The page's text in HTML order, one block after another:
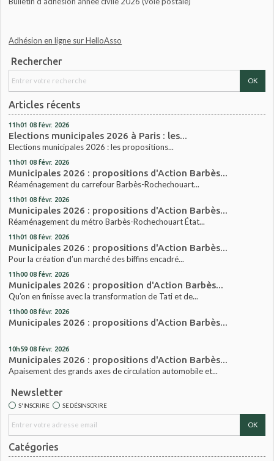
Adhésion en ligne sur HelloAsso
Rechercher
Articles récents
11h01 08 févr. 2026
Elections municipales 2026 à Paris : les...
Elections municipales 2026 : les propositions...
11h01 08 févr. 2026
Municipales 2026 : propositions d'Action Barbès...
Réaménagement du carrefour Barbès-Rochechouart...
11h01 08 févr. 2026
Municipales 2026 : propositions d'Action Barbès...
Réaménagement du métro Barbès-Rochechouart État...
11h01 08 févr. 2026
Municipales 2026 : propositions d'Action Barbès...
Pour la création d’un marché des biffins encadré...
11h00 08 févr. 2026
Municipales 2026 : proposition d'Action Barbès...
Qu’on en finisse avec la transformation de Tati et de...
11h00 08 févr. 2026
Municipales 2026 : propositions d'Action Barbès...
10h59 08 févr. 2026
Municipales 2026 : propositions d'Action Barbès...
Apaisement des grands axes de circulation automobile et...
Newsletter
S'INSCRIRE SE DÉSINSCRIRE
Catégories